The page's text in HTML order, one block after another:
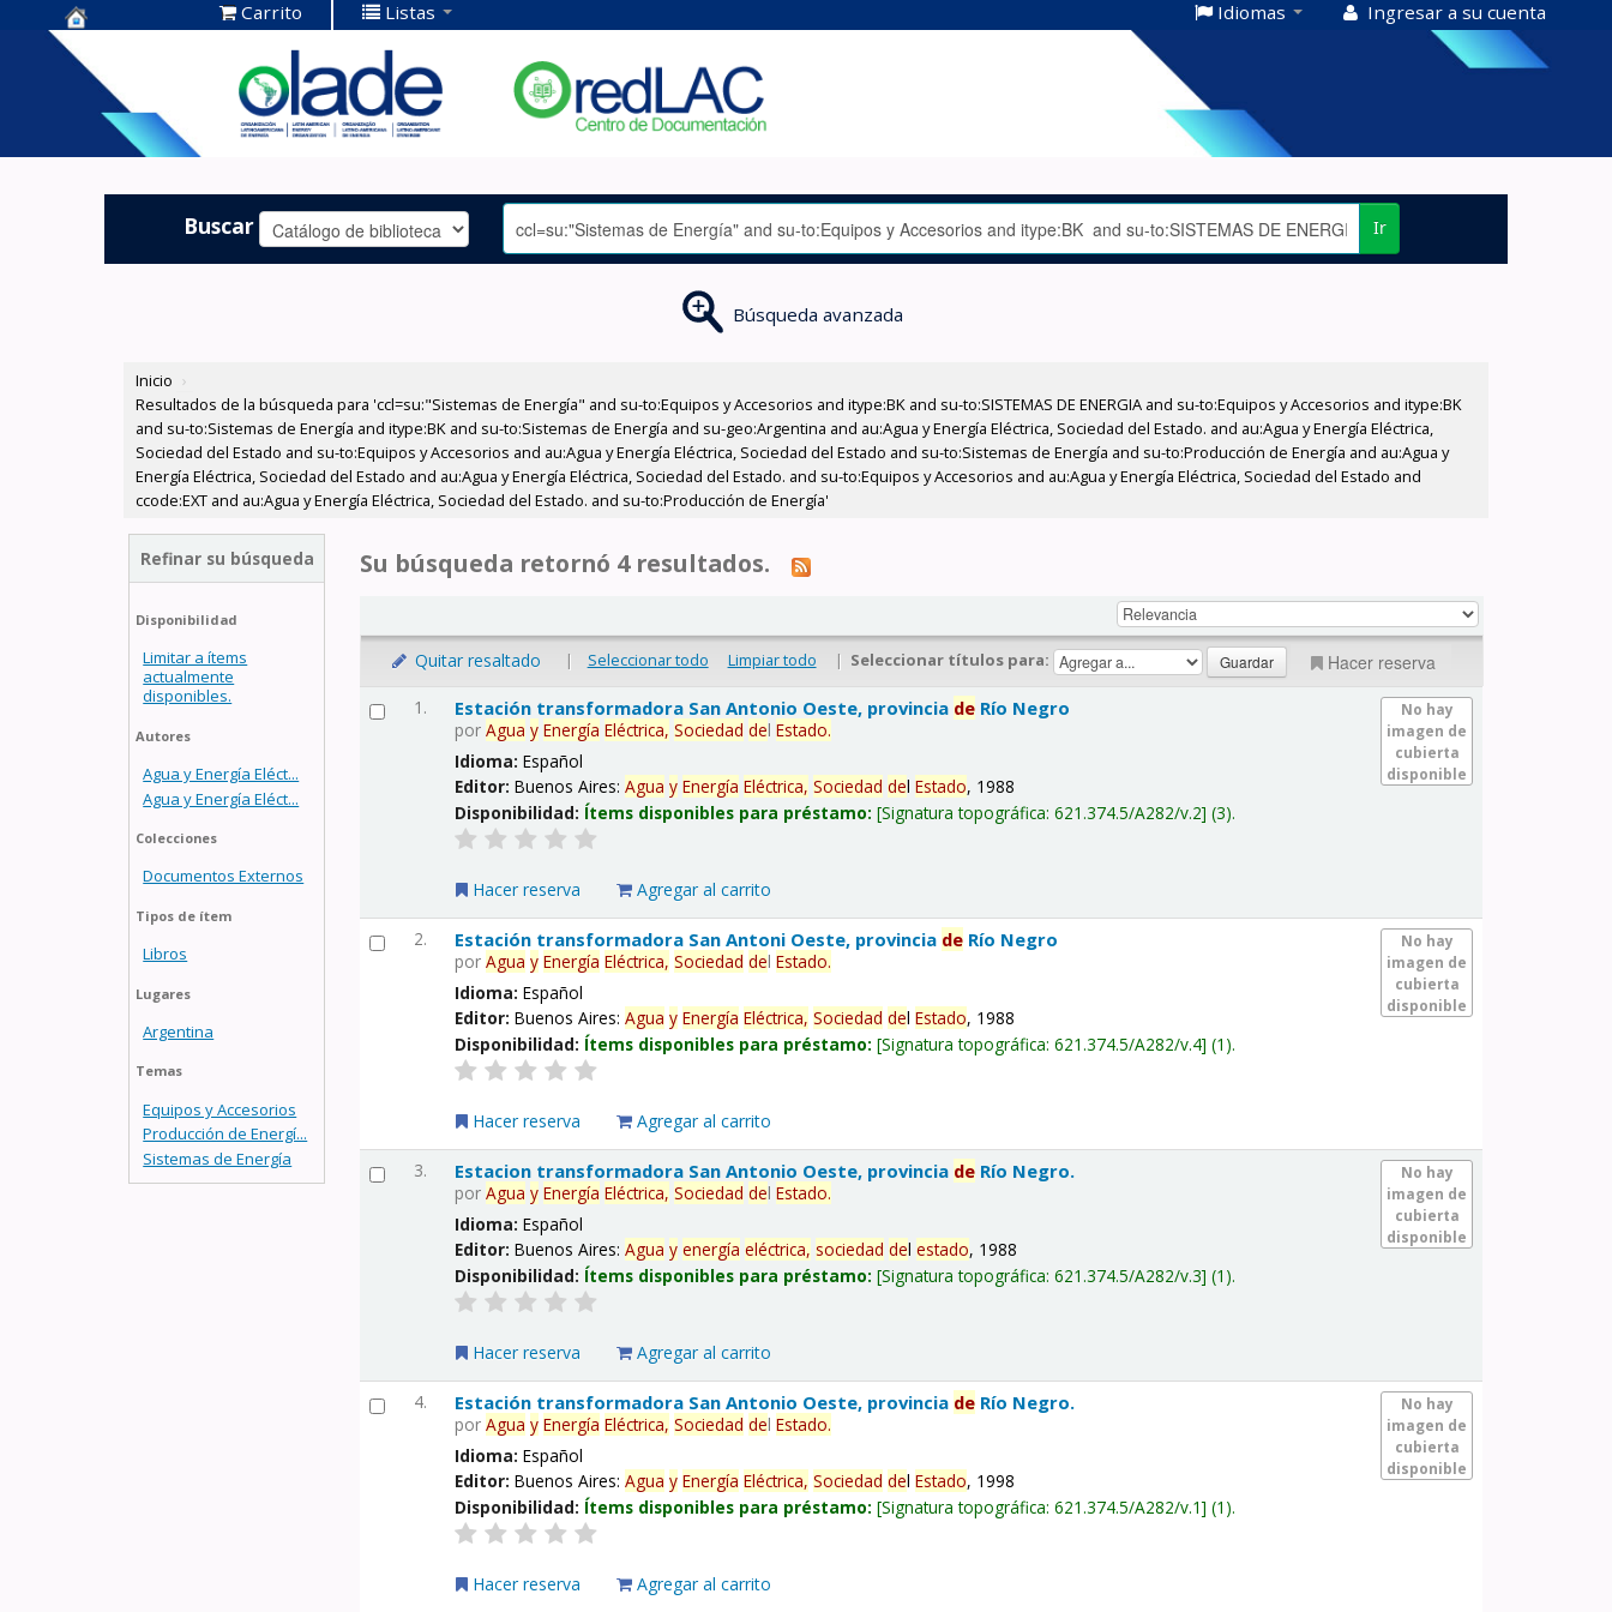
Centro de
Documentación
OLADE -
Carrito Listas Idiomas Ingresar a su cuenta
Buscar Ir
Búsqueda avanzada
Inicio ›
Resultados de la búsqueda para 'ccl=su:"Sistemas de Energía" and su-to:Equipos y Accesorios and itype:BK and su-to:SISTEMAS DE ENERGIA and su-to:Equipos y Accesorios and itype:BK
and su-to:Sistemas de Energía and itype:BK and su-to:Sistemas de Energía and su-geo:Argentina and au:Agua y Energía Eléctrica, Sociedad del Estado. and au:Agua y Energía Eléctrica,
Sociedad del Estado and su-to:Equipos y Accesorios and au:Agua y Energía Eléctrica, Sociedad del Estado and su-to:Sistemas de Energía and su-to:Producción de Energía and au:Agua y
Energía Eléctrica, Sociedad del Estado and au:Agua y Energía Eléctrica, Sociedad del Estado. and su-to:Equipos y Accesorios and au:Agua y Energía Eléctrica, Sociedad del Estado and
ccode:EXT and au:Agua y Energía Eléctrica, Sociedad del Estado. and su-to:Producción de Energía'
Refinar su búsqueda
Disponibilidad
Limitar a ítems
actualmente
disponibles.
Autores
Agua y Energía Eléct...
Agua y Energía Eléct...
Colecciones
Documentos Externos
Tipos de ítem
Libros
Lugares
Argentina
Temas
Equipos y Accesorios
Producción de Energí...
Sistemas de Energía
Su búsqueda retornó 4 resultados.
Quitar resaltado | Seleccionar todo Limpiar todo | Seleccionar títulos para: Hacer reserva
1.
No hay
imagen de
cubierta
disponible
Estación transformadora San Antonio Oeste, provincia de Río Negro
porAgua y Energía Eléctrica, Sociedad delEstado.
Idioma:Español
Editor:Buenos Aires:Agua y Energía Eléctrica, Sociedad delEstado, 1988
Disponibilidad: Ítems disponibles para préstamo: Signatura topográfica:621.374.5/A282/v.2 (3).
Hacer reserva Agregar al carrito
2.
No hay
imagen de
cubierta
disponible
Estación transformadora San Antoni Oeste, provincia de Río Negro
porAgua y Energía Eléctrica, Sociedad delEstado.
Idioma:Español
Editor:Buenos Aires:Agua y Energía Eléctrica, Sociedad delEstado, 1988
Disponibilidad: Ítems disponibles para préstamo: Signatura topográfica:621.374.5/A282/v.4 (1).
Hacer reserva Agregar al carrito
3.
No hay
imagen de
cubierta
disponible
Estacion transformadora San Antonio Oeste, provincia de Río Negro.
porAgua y Energía Eléctrica, Sociedad delEstado.
Idioma:Español
Editor:Buenos Aires:Agua y energía eléctrica, sociedad delestado, 1988
Disponibilidad: Ítems disponibles para préstamo: Signatura topográfica:621.374.5/A282/v.3 (1).
Hacer reserva Agregar al carrito
4.
No hay
imagen de
cubierta
disponible
Estación transformadora San Antonio Oeste, provincia de Río Negro.
porAgua y Energía Eléctrica, Sociedad delEstado.
Idioma:Español
Editor:Buenos Aires:Agua y Energía Eléctrica, Sociedad delEstado, 1998
Disponibilidad: Ítems disponibles para préstamo: Signatura topográfica:621.374.5/A282/v.1 (1).
Hacer reserva Agregar al carrito